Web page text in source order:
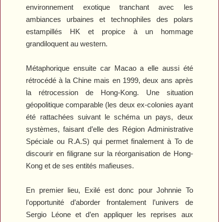
environnement exotique tranchant avec les
ambiances urbaines et technophiles des polars
estampillés HK et propice à un hommage
grandiloquent au western.
Métaphorique ensuite car Macao a elle aussi été
rétrocédé à la Chine mais en 1999, deux ans après
la rétrocession de Hong-Kong. Une situation
géopolitique comparable (les deux ex-colonies ayant
été rattachées suivant le schéma un pays, deux
systèmes, faisant d’elle des Région Administrative
Spéciale ou R.A.S) qui permet finalement à To de
discourir en filigrane sur la réorganisation de Hong-
Kong et de ses entités mafieuses.
En premier lieu, Exilé est donc pour Johnnie To
l’opportunité d’aborder frontalement l’univers de
Sergio Léone et d’en appliquer les reprises aux